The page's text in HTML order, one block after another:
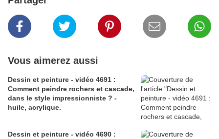
Vous aimerez aussi
Dessin et peinture - vidéo 4691 :
Comment peindre rochers et cascade,
dans le style impressionniste ? -
huile, acrylique.
Dessin et peinture - vidéo 4690 :